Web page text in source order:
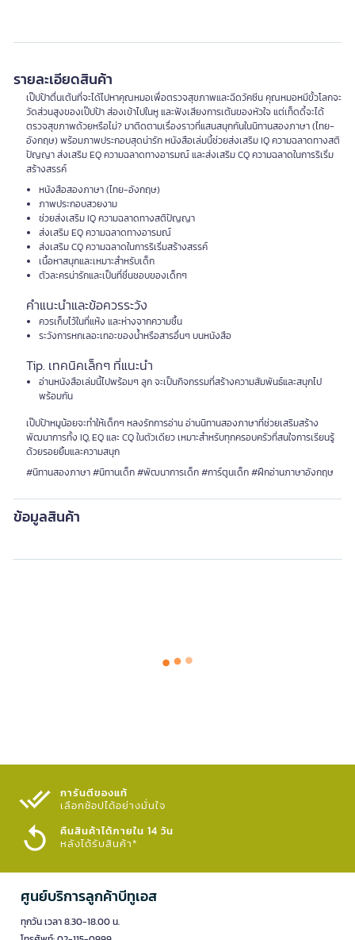
รายละเอียดสินค้า
เป๊ปป้าตื่นเต้นที่จะได้ไปหาคุณหมอเพื่อตรวจสุขภาพและฉีดวัคซีน คุณหมอหมีขั้วโลกจะ
วัดส่วนสูงของเป๊ปป้า ส่องเข้าไปในหู และฟังเสียงการเต้นของหัวใจ แต่เท็ดดี้จะได้
ตรวจสุขภาพด้วยหรือไม่? มาติดตามเรื่องราวที่แสนสนุกกันในนิทานสองภาษา (ไทย-
อังกฤษ) พร้อมภาพประกอบสุดน่ารัก หนังสือเล่มนี้ช่วยส่งเสริม IQ ความฉลาดทางสติ
ปัญญา ส่งเสริม EQ ความฉลาดทางอารมณ์ และส่งเสริม CQ ความฉลาดในการริเริ่ม
สร้างสรรค์
หนังสือสองภาษา (ไทย-อังกฤษ)
ภาพประกอบสวยงาม
ช่วยส่งเสริม IQ ความฉลาดทางสติปัญญา
ส่งเสริม EQ ความฉลาดทางอารมณ์
ส่งเสริม CQ ความฉลาดในการริเริ่มสร้างสรรค์
เนื้อหาสนุกและเหมาะสำหรับเด็ก
ตัวละครน่ารักและเป็นที่ชื่นชอบของเด็กๆ
คำแนะนำและข้อควรระวัง
ควรเก็บไว้ในที่แห้ง และห่างจากความชื้น
ระวังการหกเลอะเทอะของน้ำหรือสารอื่นๆ บนหนังสือ
Tip. เทคนิคเล็กๆ ที่แนะนำ
อ่านหนังสือเล่มนี้ไปพร้อมๆ ลูก จะเป็นกิจกรรมที่สร้างความสัมพันธ์และสนุกไป
พร้อมกัน
เป๊ปป้าหมูน้อยจะทำให้เด็กๆ หลงรักการอ่าน อ่านนิทานสองภาษาที่ช่วยเสริมสร้าง
พัฒนาการทั้ง IQ, EQ และ CQ ในตัวเดียว เหมาะสำหรับทุกครอบครัวที่สนใจการเรียนรู้
ด้วยรอยยิ้มและความสนุก
#นิทานสองภาษา #นิทานเด็ก #พัฒนาการเด็ก #การ์ตูนเด็ก #ฝึกอ่านภาษาอังกฤษ
ข้อมูลสินค้า
การันตีของแท้
เลือกช้อปได้อย่างมั่นใจ​
คืนสินค้าได้ภายใน 14 วัน
หลังได้รับสินค้า*
ศูนย์บริการลูกค้าบีทูเอส
ทุกวัน เวลา 8.30-18.00 น.